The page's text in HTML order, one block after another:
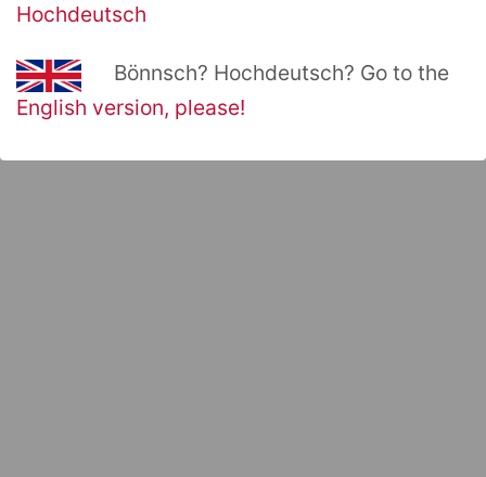
Hochdeutsch
Bönnsch? Hochdeutsch? Go to the
English version, please!
Format: Elipse
Größe 20 mm x 12 mm